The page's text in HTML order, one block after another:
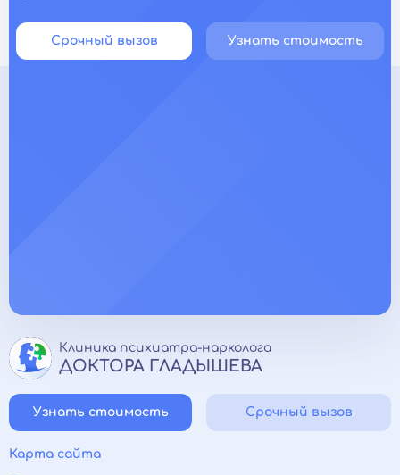
Срочный вызов Узнать стоимость
Клиника психиатра-нарколога
ДОКТОРА ГЛАДЫШЕВА
Узнать стоимость Срочный вызов
Карта сайта